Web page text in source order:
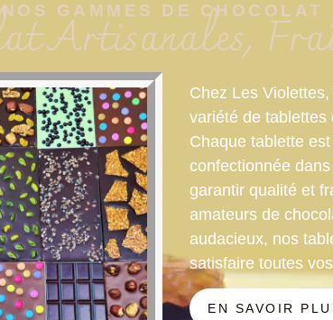
NOS GAMMES DE CHOCOLAT
Artisanales,
Chez Les
variété de tablettes
Chaque tablette
confectionnée dans
garantir qualité et
amateurs de
audacieux, nos
satisfaire toutes
EN SAVOIR